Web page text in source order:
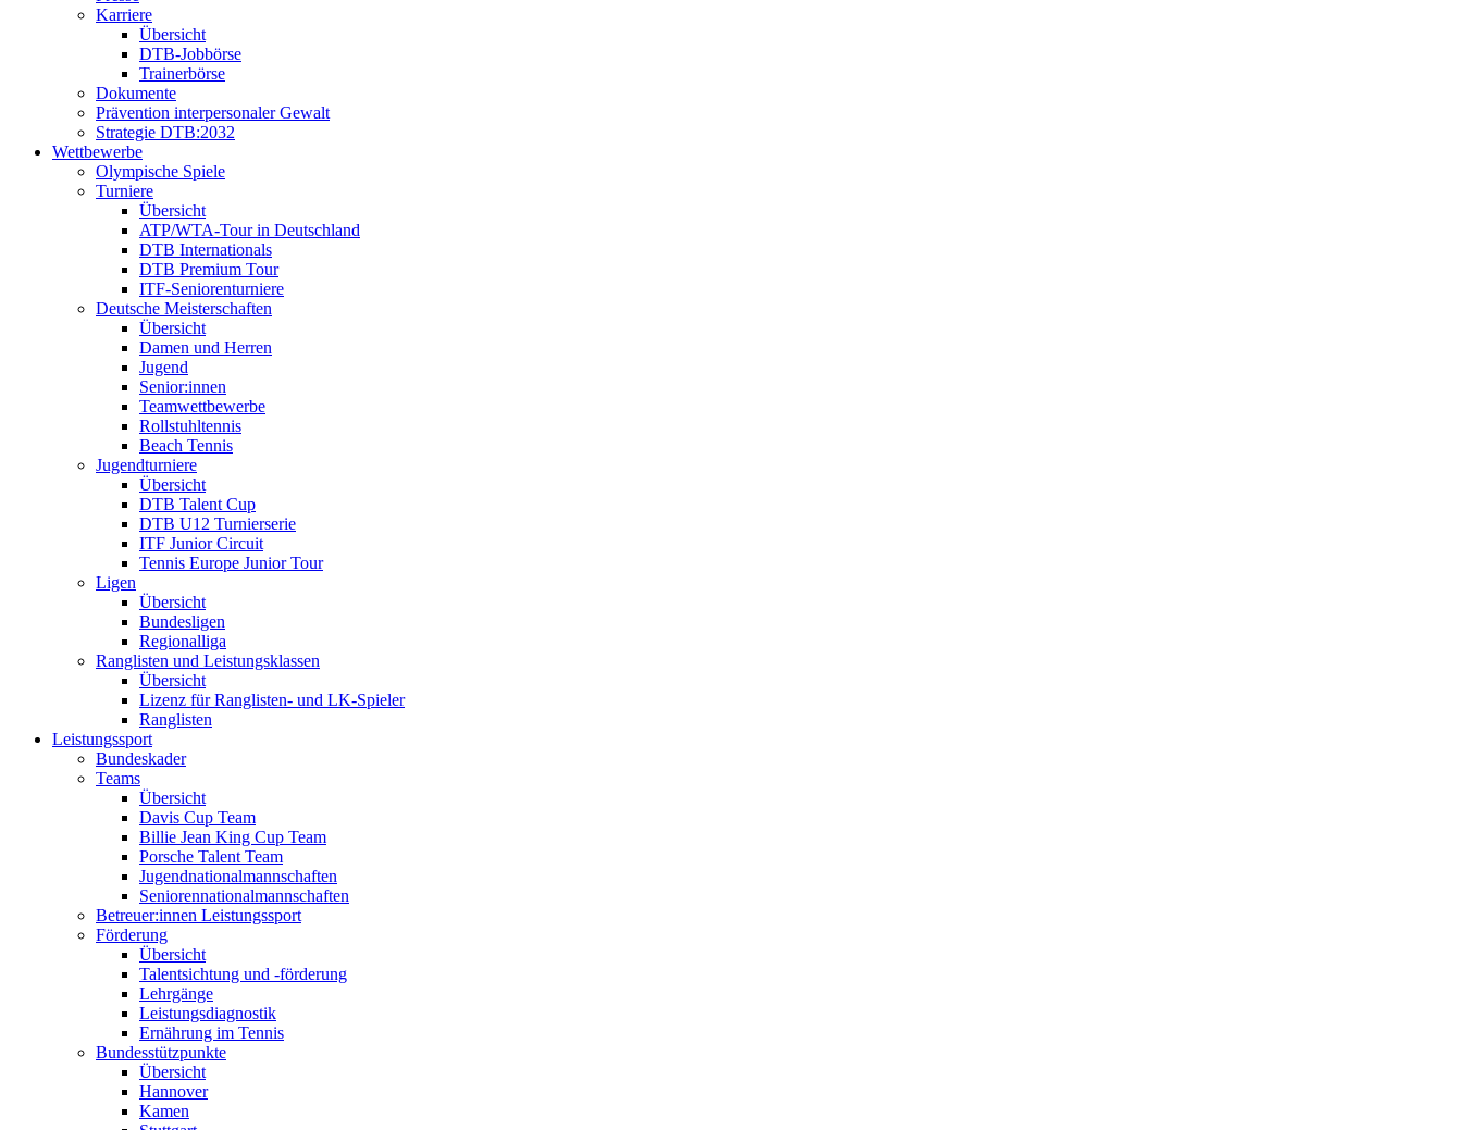
Karriere
Übersicht
DTB-Jobbörse
Trainerbörse
Dokumente
Prävention interpersonaler Gewalt
Strategie DTB:2032
Wettbewerbe
Olympische Spiele
Turniere
Übersicht
ATP/WTA-Tour in Deutschland
DTB Internationals
DTB Premium Tour
ITF-Seniorenturniere
Deutsche Meisterschaften
Übersicht
Damen und Herren
Jugend
Senior:innen
Teamwettbewerbe
Rollstuhltennis
Beach Tennis
Jugendturniere
Übersicht
DTB Talent Cup
DTB U12 Turnierserie
ITF Junior Circuit
Tennis Europe Junior Tour
Ligen
Übersicht
Bundesligen
Regionalliga
Ranglisten und Leistungsklassen
Übersicht
Lizenz für Ranglisten- und LK-Spieler
Ranglisten
Leistungssport
Bundeskader
Teams
Übersicht
Davis Cup Team
Billie Jean King Cup Team
Porsche Talent Team
Jugendnationalmannschaften
Seniorennationalmannschaften
Betreuer:innen Leistungssport
Förderung
Übersicht
Talentsichtung und -förderung
Lehrgänge
Leistungsdiagnostik
Ernährung im Tennis
Bundesstützpunkte
Übersicht
Hannover
Kamen